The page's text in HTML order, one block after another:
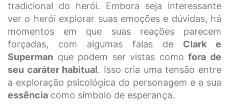
tradicional do herói. Embora seja interessante
ver o herói explorar suas emoções e dúvidas, há
momentos em que suas reações parecem
forçadas, com algumas falas de Clark e
Superman que podem ser vistas comofora de
seu caráter habitual. Isso cria uma tensão entre
a exploração psicológica do personagem e a sua
essência como símbolo de esperança.